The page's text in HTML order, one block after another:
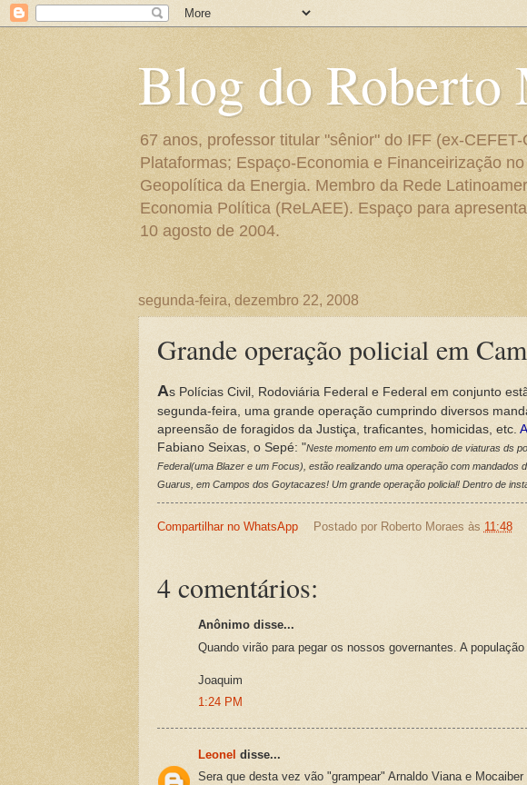
Blog do Roberto
67 anos, professor titular "sênior" do IFF (ex-
Plataformas; Espaço-Economia e Financeirização
Geopolítica da Energia. Membro da Rede
Economia Política (ReLAEE). Espaço para
10 agosto de 2004.
segunda-feira, dezembro 22, 2008
Grande operação policial em
As Polícias Civil, Rodoviária Federal e Federal em conjunto
segunda-feira, uma grande operação cumprindo diversos
apreensão de foragidos da Justiça, traficantes, homicidas, etc.
Fabiano Seixas, o Sepé: "Neste momento em um comboio de viaturas ds
Federal(uma Blazer e um Focus), estão realizando uma operação com mandados
Guarus, em Campos dos Goytacazes! Um grande operação policial! Dentro de
Compartilhar no WhatsApp Postado por Roberto Moraes às 11:48
4 comentários:
Anônimo disse...
Quando virão para pegar os nossos governantes. A
Joaquim
1:24 PM
Leonel disse...
Sera que desta vez vão "grampear" Arnaldo Viana e